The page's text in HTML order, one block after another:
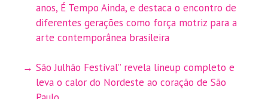
anos, É Tempo Ainda, e destaca o encontro de
diferentes gerações como força motriz para a
arte contemporânea brasileira
São Julhão Festival” revela lineup completo e
leva o calor do Nordeste ao coração de São